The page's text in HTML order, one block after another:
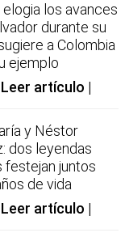
los avances
durante su
a Colombia
ejemplo
Leer artículo
y Néstor
dos leyendas
festejan juntos
de vida
Leer artículo